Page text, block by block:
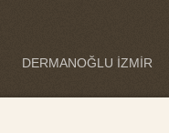
DERMANOĞLU İZMIR